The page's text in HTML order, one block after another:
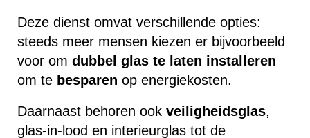
Deze dienst omvat verschillende opties:
steeds meer mensen kiezen er bijvoorbeeld
voor om dubbel glas te laten installeren
om te besparen op energiekosten.
Daarnaast behoren ook veiligheidsglas,
glas-in-lood en interieurglas tot de